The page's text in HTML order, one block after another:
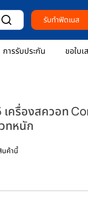
รับทำฟิตเนส
การรับประกัน ขอใบเ
ครื่องสควอท
ทหนัก
นค้านี้